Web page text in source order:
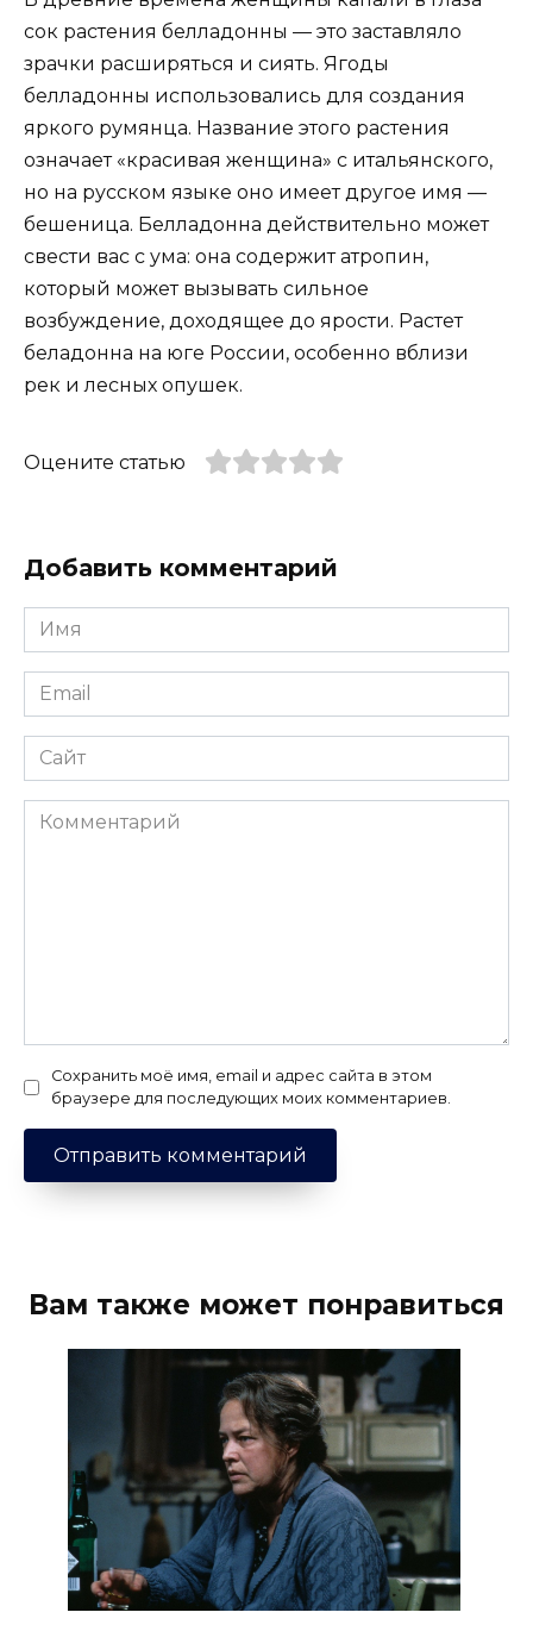
сок растения белладонны — это заставляло
зрачки расширяться и сиять. Ягоды
белладонны использовались для создания
яркого румянца. Название этого растения
означает «красивая женщина» с итальянского,
но на русском языке оно имеет другое имя —
бешеница. Белладонна действительно может
свести вас с ума: она содержит атропин,
который может вызывать сильное
возбуждение, доходящее до ярости. Растет
беладонна на юге России, особенно вблизи
рек и лесных опушек.
Оцените статью
Добавить комментарий
Имя
*
Email
*
Сайт
Комментарий
Сохранить моё имя, email и адрес сайта в этом
браузере для последующих моих комментариев.
Вам также может понравиться